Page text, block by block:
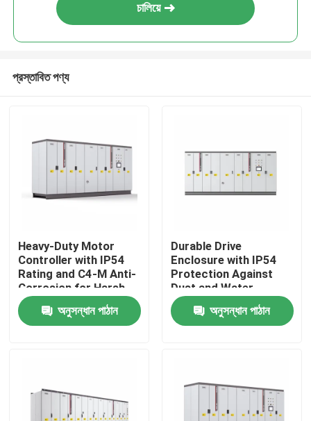
বাড়ি
চালিয়ে
প্রস্তাবিত পণ্য
Heavy-Duty Motor
Controller with IP54
Rating and C4-M Anti-
Corrosion for Harsh
Plant Conditions
অনুসন্ধান পাঠান
Durable Drive
Enclosure with IP54
Protection Against
Dust and Water
Ingress for Reliability
অনুসন্ধান পাঠান